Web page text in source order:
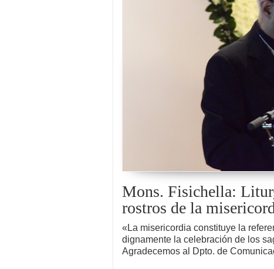
Mons. Fisichella:
rostros de la
«La misericordia constituye la
dignamente la celebración de los
Agradecemos al Dpto. de